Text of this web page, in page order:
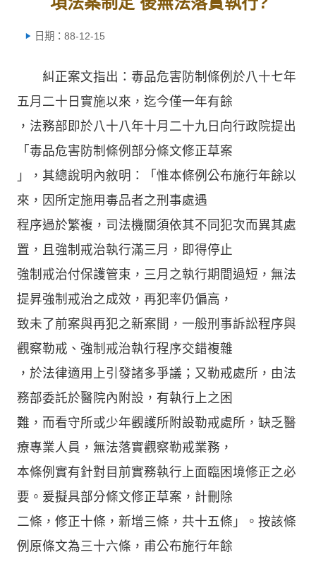
日期：88-12-15
糾正案文指出：毒品危害防制條例於八十七年
五月二十日實施以來，迄今僅一年有餘
，法務部即於八十八年十月二十九日向行政院提出
「毒品危害防制條例部分條文修正草案
」，其總說明內敘明：「惟本條例公布施行年餘以
來，因所定施用毒品者之刑事處遇
程序過於繁複，司法機關須依其不同犯次而異其處
置，且強制戒治執行滿三月，即得停止
強制戒治付保護管束，三月之執行期間過短，無法
提昇強制戒治之成效，再犯率仍偏高，
致未了前案與再犯之新案間，一般刑事訴訟程序與
觀察勒戒、強制戒治執行程序交錯複雜
，於法律適用上引發諸多爭議；又勒戒處所，由法
務部委託於醫院內附設，有執行上之困
難，而看守所或少年觀護所附設勒戒處所，缺乏醫
療專業人員，無法落實觀察勒戒業務，
本條例實有針對目前實務執行上面臨困境修正之必
要。爰擬具部分條文修正草案，計刪除
二條，修正十條，新增三條，共十五條」。按該條
例原條文為三十六條，甫公布施行年餘